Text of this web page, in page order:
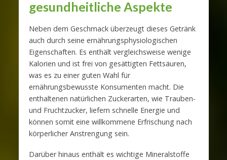
gesundheitliche Aspekte
Neben dem Geschmack überzeugt dieses Getränk
auch durch seine ernährungsphysiologischen
Eigenschaften. Es enthält vergleichsweise wenige
Kalorien und ist frei von gesättigten Fettsäuren,
was es zu einer guten Wahl für
ernährungsbewusste Konsumenten macht. Die
enthaltenen natürlichen Zuckerarten, wie Trauben-
und Fruchtzucker, liefern schnelle Energie und
können somit eine willkommene Erfrischung nach
körperlicher Anstrengung sein.
Darüber hinaus enthält es wichtige Mineralstoffe